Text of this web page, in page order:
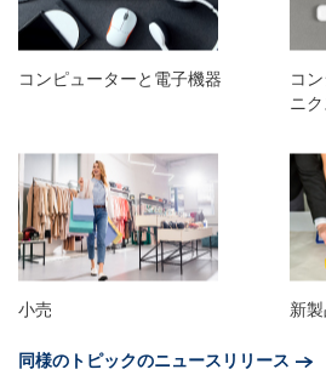
コンピューターと電子機器
コ
ニ
小売
新
同様のトピックのニュースリリース